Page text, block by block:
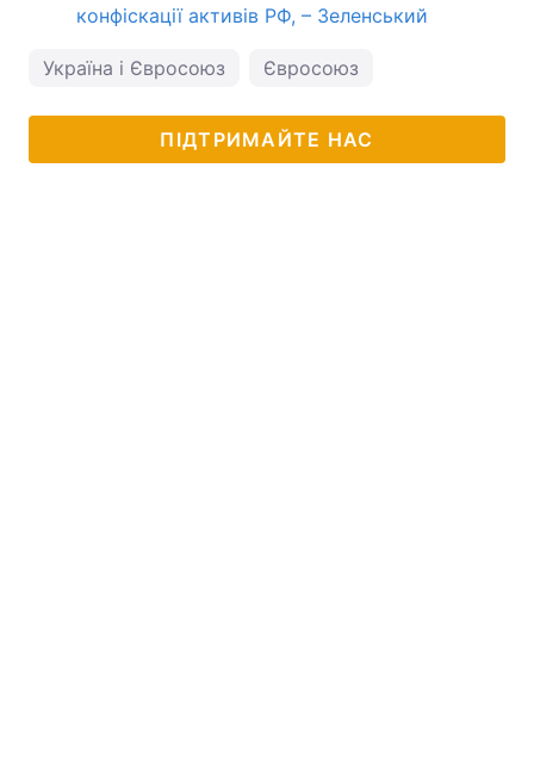
конфіскації активів РФ, – Зеленський
Україна і Євросоюз Євросоюз
ПІДТРИМАЙТЕ НАС